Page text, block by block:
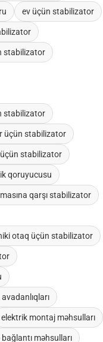
ev üçün stabilizator
stabilizator
stabilizator
üçün stabilizator
stabilizator
qoruyucusu
qarşı stabilizator
otaq üçün stabilizator
elektrik montaj məhsulları
bağlantı məhsulları